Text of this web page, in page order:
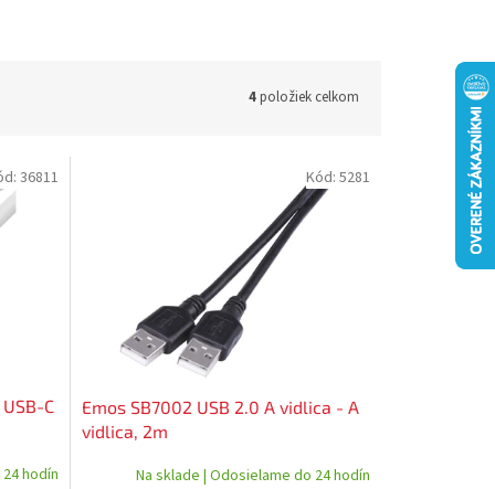
4položiek celkom
C
hodín
36811
Emos SB7002 USB 2.0 A vidlica - A
vidlica, 2m
Na sklade | Odosielame do 24 hodín
Kód: 5281